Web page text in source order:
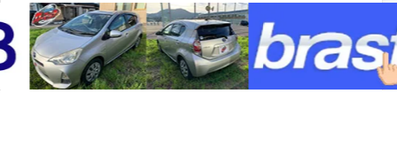
Kawachinagano. Nagpaputok ang pulisya
matapos lumapit ang lalaki, may hawak na
kutsilyo, sa mga pulis na tumugon sa